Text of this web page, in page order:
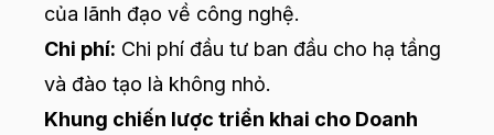
của lãnh đạo về công nghệ.
Chi phí: Chi phí đầu tư ban đầu cho hạ tầng
và đào tạo là không nhỏ.
Khung chiến lược triển khai cho Doanh